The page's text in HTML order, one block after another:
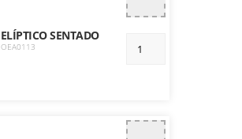
ELÍPTICO SENTADO
OEA0113